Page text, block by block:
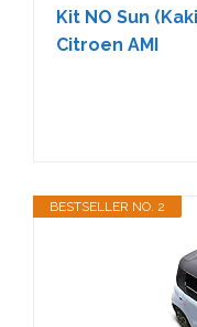
Kit NO Sun
Citroen AMI
BESTSELLER NO. 2